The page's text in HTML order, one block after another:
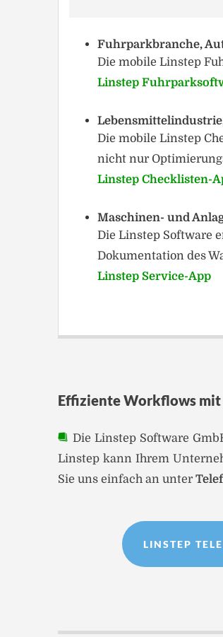
Fuhrparkbranche,
Die mobile Linstep
Linstep
Die mobile Linstep
nicht nur
Linstep Checklisten-
Maschinen- und
Die Linstep Software
Dokumentation des
Linstep Service-App
Effiziente Workflows mit
Die Linstep Software
Linstep kann Ihrem
Sie uns einfach an unter
LINSTEP